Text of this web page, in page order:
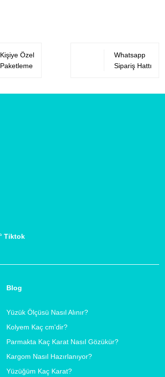
Kişiye Özel
Paketleme
Whatsapp
Sipariş Hattı
Tiktok
Blog
Yüzük Ölçüsü Nasıl Alınır?
Kolyem Kaç cm'dir?
Parmakta Kaç Karat Nasıl Gözükür?
Kargom Nasıl Hazırlanıyor?
Yüzüğüm Kaç Karat?